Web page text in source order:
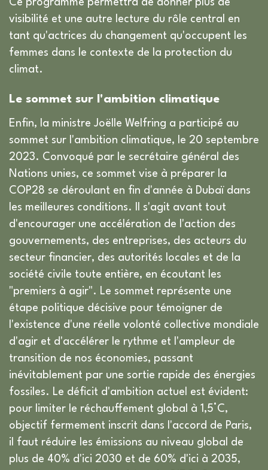
Ce programme permettra de donner plus de
visibilité et une autre lecture du rôle central en
tant qu'actrices du changement qu'occupent les
femmes dans le contexte de la protection du
climat.
Le sommet sur l'ambition climatique
Enfin, la ministre Joëlle Welfring a participé au
sommet sur l'ambition climatique, le 20 septembre
2023. Convoqué par le secrétaire général des
Nations unies, ce sommet vise à préparer la
COP28 se déroulant en fin d'année à Dubaï dans
les meilleures conditions. Il s'agit avant tout
d'encourager une accélération de l'action des
gouvernements, des entreprises, des acteurs du
secteur financier, des autorités locales et de la
société civile toute entière, en écoutant les
"premiers à agir". Le sommet représente une
étape politique décisive pour témoigner de
l'existence d'une réelle volonté collective mondiale
d'agir et d'accélérer le rythme et l'ampleur de
transition de nos économies, passant
inévitablement par une sortie rapide des énergies
fossiles. Le déficit d'ambition actuel est évident:
pour limiter le réchauffement global à 1,5°C,
objectif fermement inscrit dans l'accord de Paris,
il faut réduire les émissions au niveau global de
plus de 40% d'ici 2030 et de 60% d'ici à 2035,